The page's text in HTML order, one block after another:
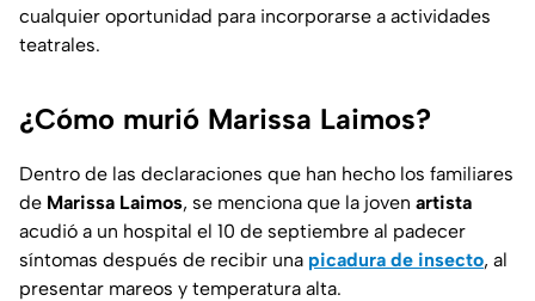
cualquier oportunidad para incorporarse a actividades
teatrales.
¿Cómo murió Marissa Laimos?
Dentro de las declaraciones que han hecho los familiares
de Marissa Laimos, se menciona que la joven artista
acudió a un hospital el 10 de septiembre al padecer
síntomas después de recibir una picadura de insecto, al
presentar mareos y temperatura alta.